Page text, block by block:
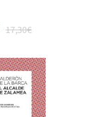
17,30€